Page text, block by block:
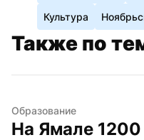
Культура
Также по
Образование
На Ямале